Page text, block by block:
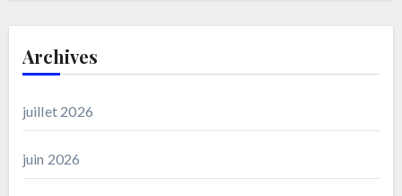
Archives
juillet 2026
juin 2026